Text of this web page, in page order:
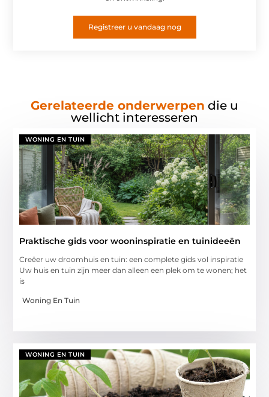
Registreer u vandaag nog
Gerelateerde onderwerpen die u
wellicht interesseren
WONING EN TUIN
Praktische gids voor wooninspiratie en tuinideeën
Creëer uw droomhuis en tuin: een complete gids vol inspiratie
Uw huis en tuin zijn meer dan alleen een plek om te wonen; het
is
Woning En Tuin
WONING EN TUIN